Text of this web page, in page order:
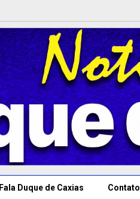
Fala Duque de Caxias Contato